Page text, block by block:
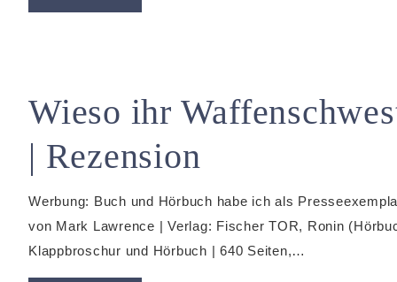
Wieso ihr
| Rezension
Werbung: Buch und Hörbuch habe ich als
von Mark Lawrence | Verlag: Fischer TOR, Ronin
Klappbroschur und Hörbuch | 640 Seiten,…